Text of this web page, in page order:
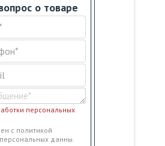
о товаре
персональных
обслуживания
с политикой
данны.